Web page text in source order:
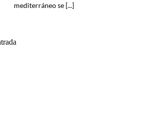
mediterráneo se [...]